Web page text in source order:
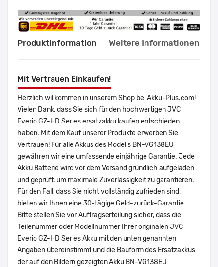
Produktinformation Weitere Informationen
Mit Vertrauen Einkaufen!
Herzlich willkommen in unserem Shop bei Akku-Plus.com!
Vielen Dank, dass Sie sich für den hochwertigen JVC
Everio GZ-HD Series ersatzakku kaufen entschieden
haben. Mit dem Kauf unserer Produkte erwerben Sie
Vertrauen! Für alle Akkus des Modells BN-VG138EU
gewähren wir eine umfassende einjährige Garantie. Jede
Akku Batterie wird vor dem Versand gründlich aufgeladen
und geprüft, um maximale Zuverlässigkeit zu garantieren.
Für den Fall, dass Sie nicht vollständig zufrieden sind,
bieten wir Ihnen eine 30-tägige Geld-zurück-Garantie.
Bitte stellen Sie vor Auftragserteilung sicher, dass die
Teilenummer oder Modellnummer Ihrer originalen JVC
Everio GZ-HD Series Akku mit den unten genannten
Angaben übereinstimmt und die Bauform des Ersatzakkus
der auf den Bildern gezeigten Akku BN-VG138EU